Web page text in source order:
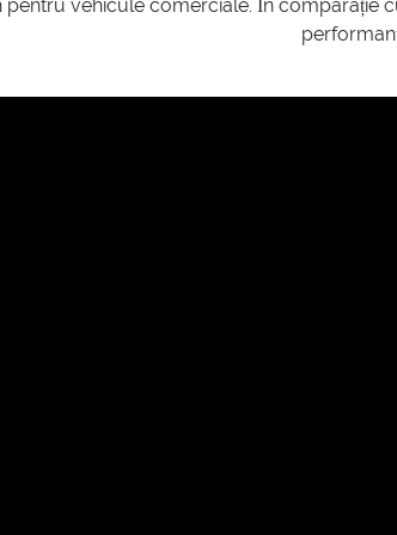
vehicule comerciale. În comparație